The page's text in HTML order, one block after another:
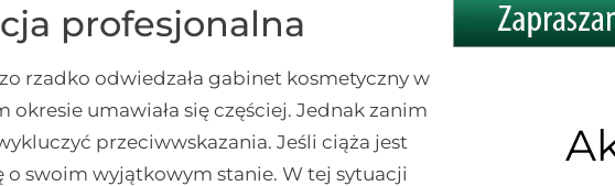
profesjonalna
rzadko odwiedzała gabinet kosmetyczny w
umawiała się częściej. Jednak zanim
przeciwwskazania. Jeśli ciąża jest
swoim wyjątkowym stanie. W tej sytuacji